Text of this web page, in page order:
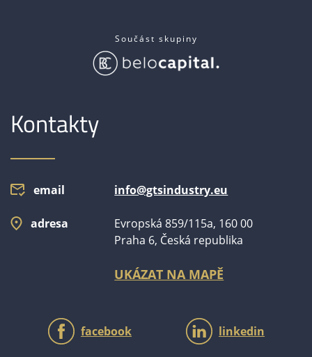
Součást skupiny
Kontakty
email info@gtsindustry.eu
adresa
Evropská 859/115a, 160 00
Praha 6, Česká republika
UKÁZAT NA MAPĚ
facebook linkedin